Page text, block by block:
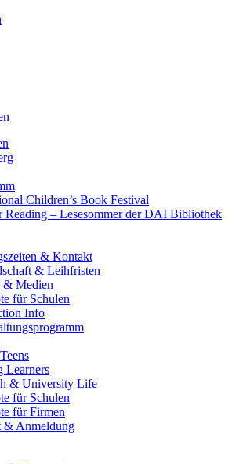
Children’s Book Festival
Reading – Lesesommer der DAI Bibliothek
& Kontakt
& Leihfristen
& Medien
für Schulen
Info
Learners
& University Life
für Schulen
für Firmen
& Anmeldung